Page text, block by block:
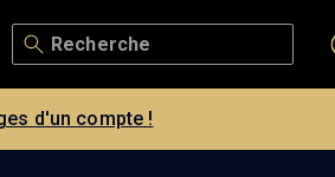
d'un compte !